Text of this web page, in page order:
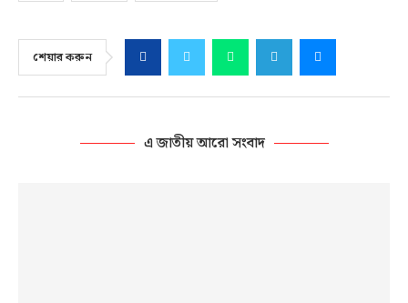
শেয়ার করুন
এ জাতীয় আরো সংবাদ